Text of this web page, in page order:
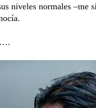
niveles normales –me